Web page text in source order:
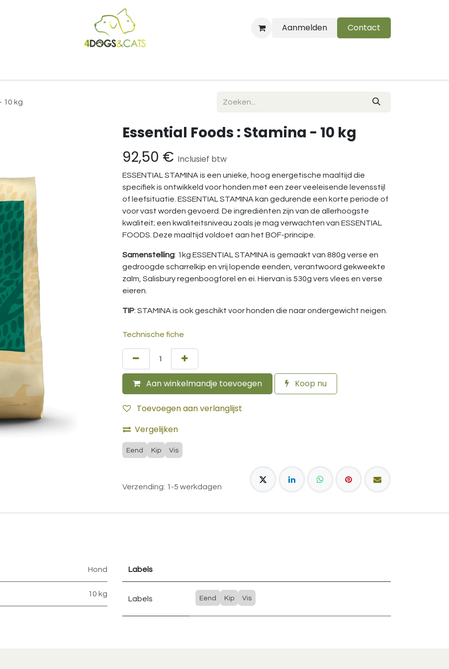
Aanmelden
Contact
10 kg
Essential Foods : Stamina - 10 kg
92,50 € Inclusief btw
ESSENTIAL STAMINA is een unieke, hoog energetische maaltijd die
specifiek is ontwikkeld voor honden met een zeer veeleisende levensstijl
of leefsituatie. ESSENTIAL STAMINA kan gedurende een korte periode of
voor vast worden gevoerd. De ingrediënten zijn van de allerhoogste
kwaliteit; een kwaliteitsniveau zoals je mag verwachten van ESSENTIAL
FOODS. Deze maaltijd voldoet aan het BOF-principe.
Samenstelling: 1kg ESSENTIAL STAMINA is gemaakt van 880g verse en
gedroogde scharrelkip en vrij lopende eenden, verantwoord gekweekte
zalm, Salisbury regenboogforel en ei. Hiervan is 530g vers vlees en verse
eieren.
TIP: STAMINA is ook geschikt voor honden die naar ondergewicht neigen.
Technische fiche
Aan winkelmandje toevoegen Koop nu
Toevoegen aan verlanglijst
Vergelijken
Eend Kip Vis
Verzending: 1-5 werkdagen
Hond
10 kg
Labels
Labels Eend Kip Vis